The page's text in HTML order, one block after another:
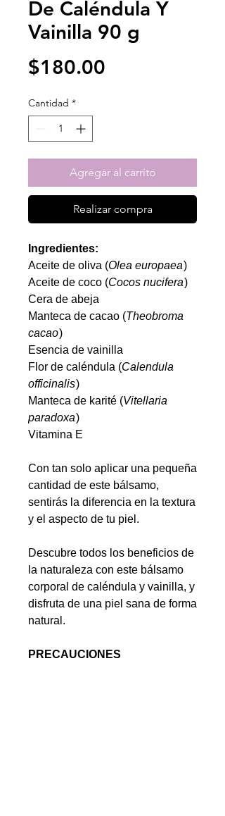
De Caléndula Y
Vainilla 90 g
$180.00
Cantidad *
Agregar al carrito
Realizar compra
Ingredientes:
Aceite de oliva (Olea europaea)
Aceite de coco (Cocos nucifera)
Cera de abeja
Manteca de cacao (Theobroma
cacao)
Esencia de vainilla
Flor de caléndula (Calendula
officinalis)
Manteca de karité (Vitellaria
paradoxa)
Vitamina E
Con tan solo aplicar una pequeña
cantidad de este bálsamo,
sentirás la diferencia en la textura
y el aspecto de tu piel.
Descubre todos los beneficios de
la naturaleza con este bálsamo
corporal de caléndula y vainilla, y
disfruta de una piel sana de forma
natural.
PRECAUCIONES